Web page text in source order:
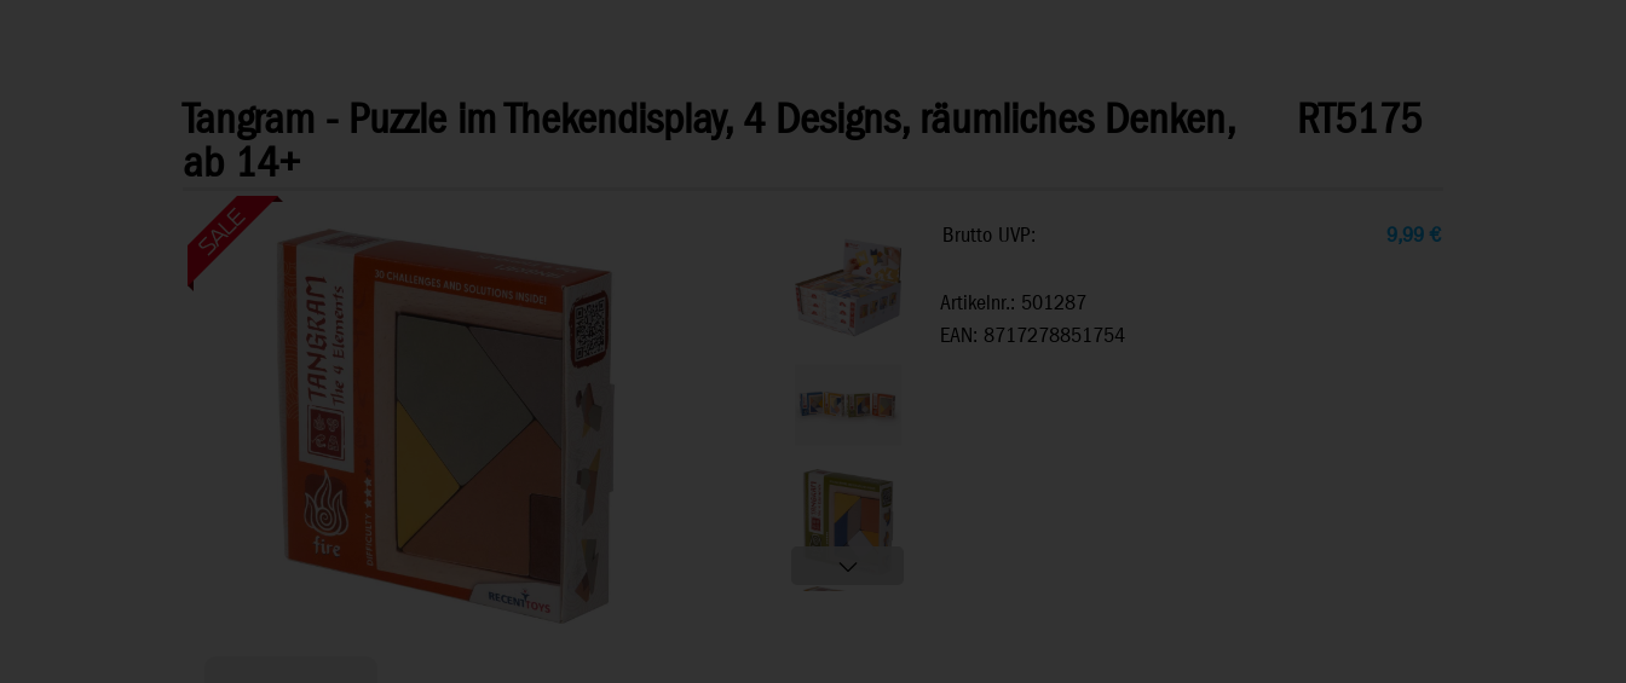
Tangram - Puzzle im Thekendisplay, 4 Designs, räumliches Denken,
ab 14+
RT5175
Brutto UVP: 9,99€
Artikelnr.: 501287
EAN: 8717278851754